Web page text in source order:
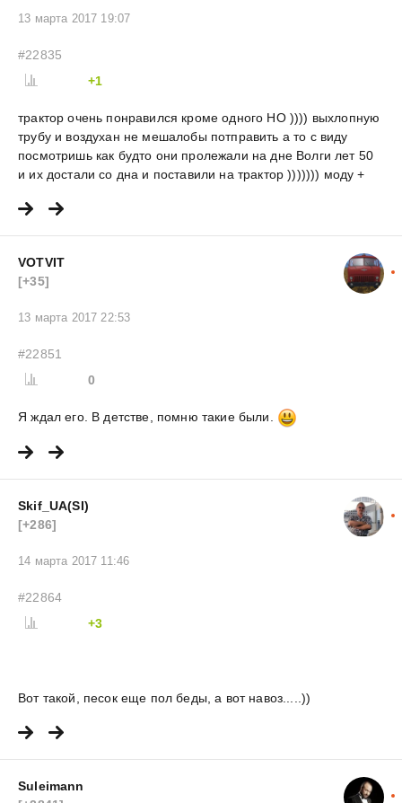
13 марта 2017 19:07
#22835
+1
трактор очень понравился кроме одного НО )))) выхлопную
трубу и воздухан не мешалобы потправить а то с виду
посмотришь как будто они пролежали на дне Волги лет 50
и их достали со дна и поставили на трактор ))))))) моду +
VOTVIT
[+35]
13 марта 2017 22:53
#22851
0
Я ждал его. В детстве, помню такие были.
Skif_UA(SI)
[+286]
14 марта 2017 11:46
#22864
+3
Вот такой, песок еще пол беды, а вот навоз.....))
Suleimann